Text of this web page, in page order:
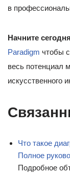
в
Начните
Paradigm чтобы
весь потенциал
искусственного
Что такое
Полное
Подробное